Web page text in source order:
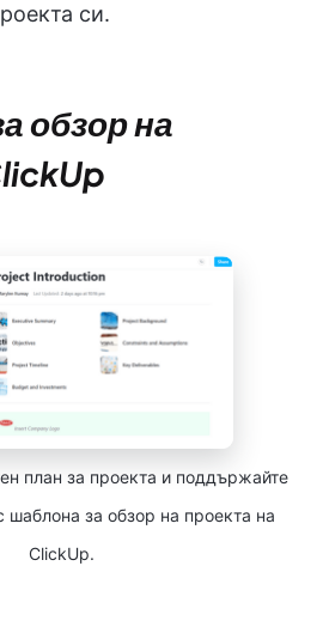
си.
обзор на
план за проекта и поддържайте
шаблона за обзор на проекта на
ClickUp.